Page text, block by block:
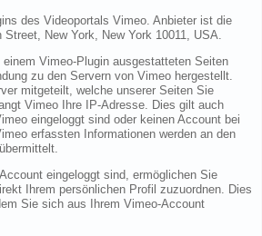
des Videoportals Vimeo. Anbieter ist die
New York, New York 10011, USA.
Vimeo-Plugin ausgestatteten Seiten
zu den Servern von Vimeo hergestellt.
mitgeteilt, welche unserer Seiten Sie
Vimeo Ihre IP-Adresse. Dies gilt auch
eingeloggt sind oder keinen Account bei
erfassten Informationen werden an den
eingeloggt sind, ermöglichen Sie
Ihrem persönlichen Profil zuzuordnen. Dies
Sie sich aus Ihrem Vimeo-Account